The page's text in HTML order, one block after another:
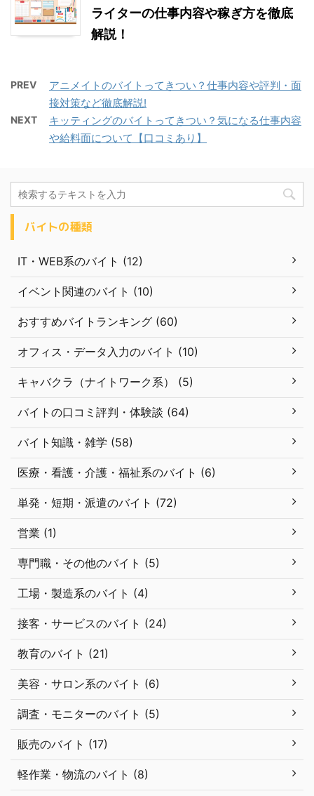
ライターの仕事内容や稼ぎ方を徹底
解説！
PREV
アニメイトのバイトってきつい？仕事内容や評判・面
接対策など徹底解説!
NEXT
キッティングのバイトってきつい？気になる仕事内容
や給料面について【口コミあり】
バイトの種類
IT・WEB系のバイト (12)
イベント関連のバイト (10)
おすすめバイトランキング (60)
オフィス・データ入力のバイト (10)
キャバクラ（ナイトワーク系） (5)
バイトの口コミ評判・体験談 (64)
バイト知識・雑学 (58)
医療・看護・介護・福祉系のバイト (6)
単発・短期・派遣のバイト (72)
営業 (1)
専門職・その他のバイト (5)
工場・製造系のバイト (4)
接客・サービスのバイト (24)
教育のバイト (21)
美容・サロン系のバイト (6)
調査・モニターのバイト (5)
販売のバイト (17)
軽作業・物流のバイト (8)